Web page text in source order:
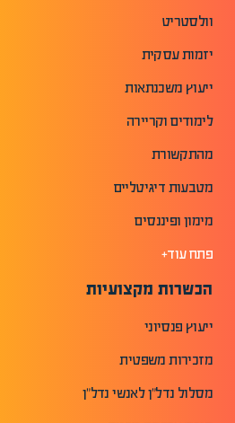
וולסטריט
יזמות עסקית
ייעוץ משכנתאות
לימודים וקריירה
מהתקשורת
מטבעות דיגיטליים
מימון ופיננסים
פתח עוד+
הכשרות מקצועיות
ייעוץ פנסיוני
מזכירות משפטית
מסלול נדל"ן לאנשי נדל"ן